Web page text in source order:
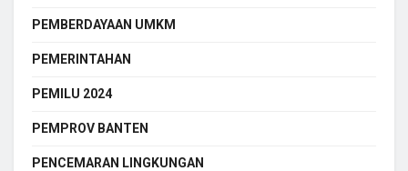
PEMBERDAYAAN UMKM
PEMERINTAHAN
PEMILU 2024
PEMPROV BANTEN
PENCEMARAN LINGKUNGAN